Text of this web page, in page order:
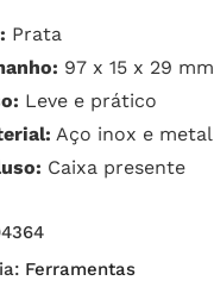
Prata
97 x 15 x 29 mm
Leve e prático
Aço inox e metal
Caixa presente
Ferramentas